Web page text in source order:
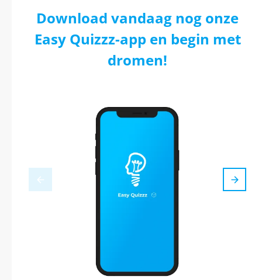
Download vandaag nog onze
Easy Quizzz-app en begin met
dromen!